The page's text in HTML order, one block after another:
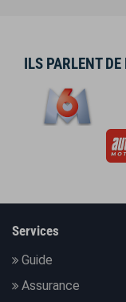
ILS PARLENT DE
Services
Guide
Assurance